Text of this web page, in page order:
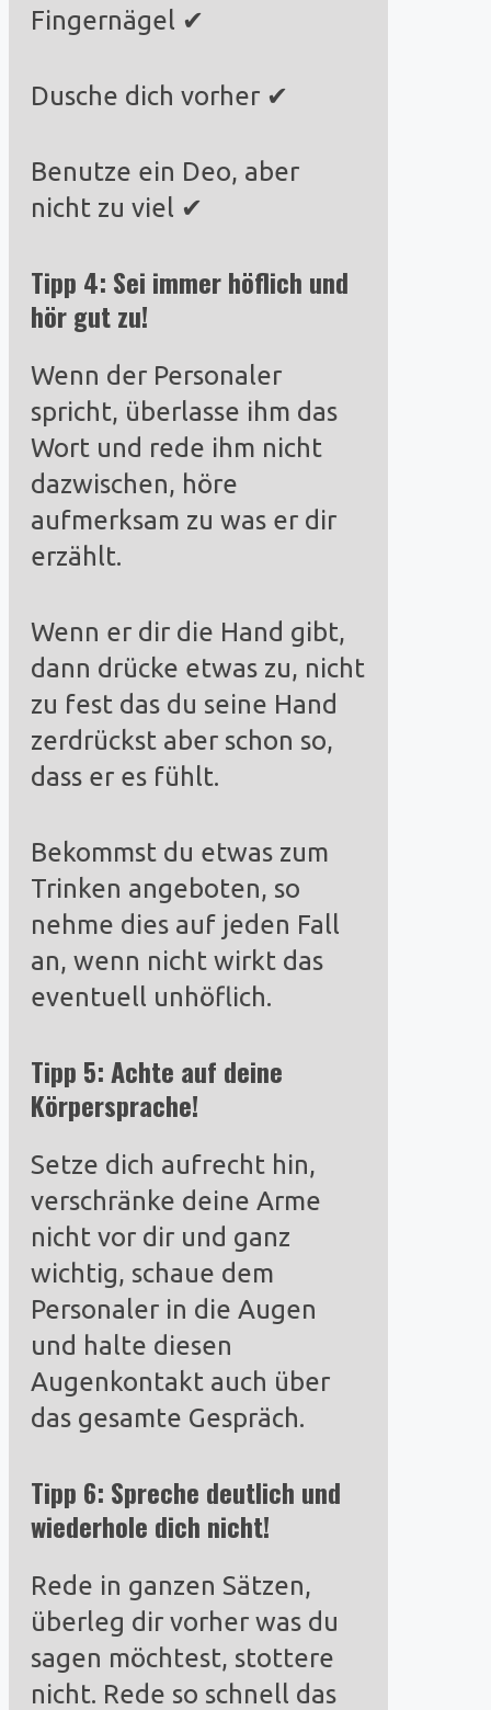
Fingernägel ✔
Dusche dich vorher ✔
Benutze ein Deo, aber
nicht zu viel ✔
Tipp 4: Sei immer höflich und
hör gut zu!
Wenn der Personaler
spricht, überlasse ihm das
Wort und rede ihm nicht
dazwischen, höre
aufmerksam zu was er dir
erzählt.
Wenn er dir die Hand gibt,
dann drücke etwas zu, nicht
zu fest das du seine Hand
zerdrückst aber schon so,
dass er es fühlt.
Bekommst du etwas zum
Trinken angeboten, so
nehme dies auf jeden Fall
an, wenn nicht wirkt das
eventuell unhöflich.
Tipp 5: Achte auf deine
Körpersprache!
Setze dich aufrecht hin,
verschränke deine Arme
nicht vor dir und ganz
wichtig, schaue dem
Personaler in die Augen
und halte diesen
Augenkontakt auch über
das gesamte Gespräch.
Tipp 6: Spreche deutlich und
wiederhole dich nicht!
Rede in ganzen Sätzen,
überleg dir vorher was du
sagen möchtest, stottere
nicht. Rede so schnell das